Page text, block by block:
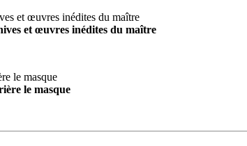
et œuvres inédites du maître
le masque